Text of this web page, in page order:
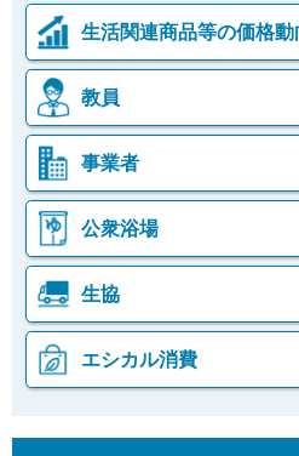
生活関連商品等の価格動
教員
事業者
公衆浴場
生協
エシカル消費